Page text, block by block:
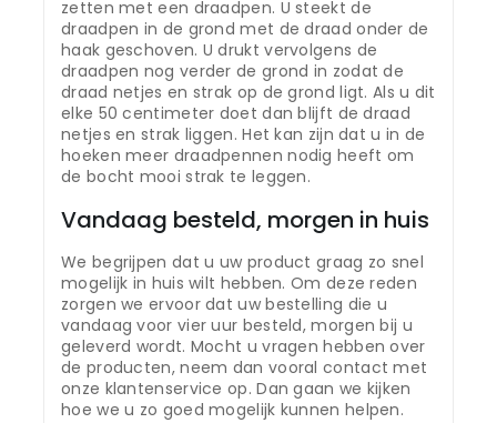
zetten met een draadpen. U steekt de
draadpen in de grond met de draad onder de
haak geschoven. U drukt vervolgens de
draadpen nog verder de grond in zodat de
draad netjes en strak op de grond ligt. Als u dit
elke 50 centimeter doet dan blijft de draad
netjes en strak liggen. Het kan zijn dat u in de
hoeken meer draadpennen nodig heeft om
de bocht mooi strak te leggen.
Vandaag besteld, morgen in huis
We begrijpen dat u uw product graag zo snel
mogelijk in huis wilt hebben. Om deze reden
zorgen we ervoor dat uw bestelling die u
vandaag voor vier uur besteld, morgen bij u
geleverd wordt. Mocht u vragen hebben over
de producten, neem dan vooral contact met
onze klantenservice op. Dan gaan we kijken
hoe we u zo goed mogelijk kunnen helpen.